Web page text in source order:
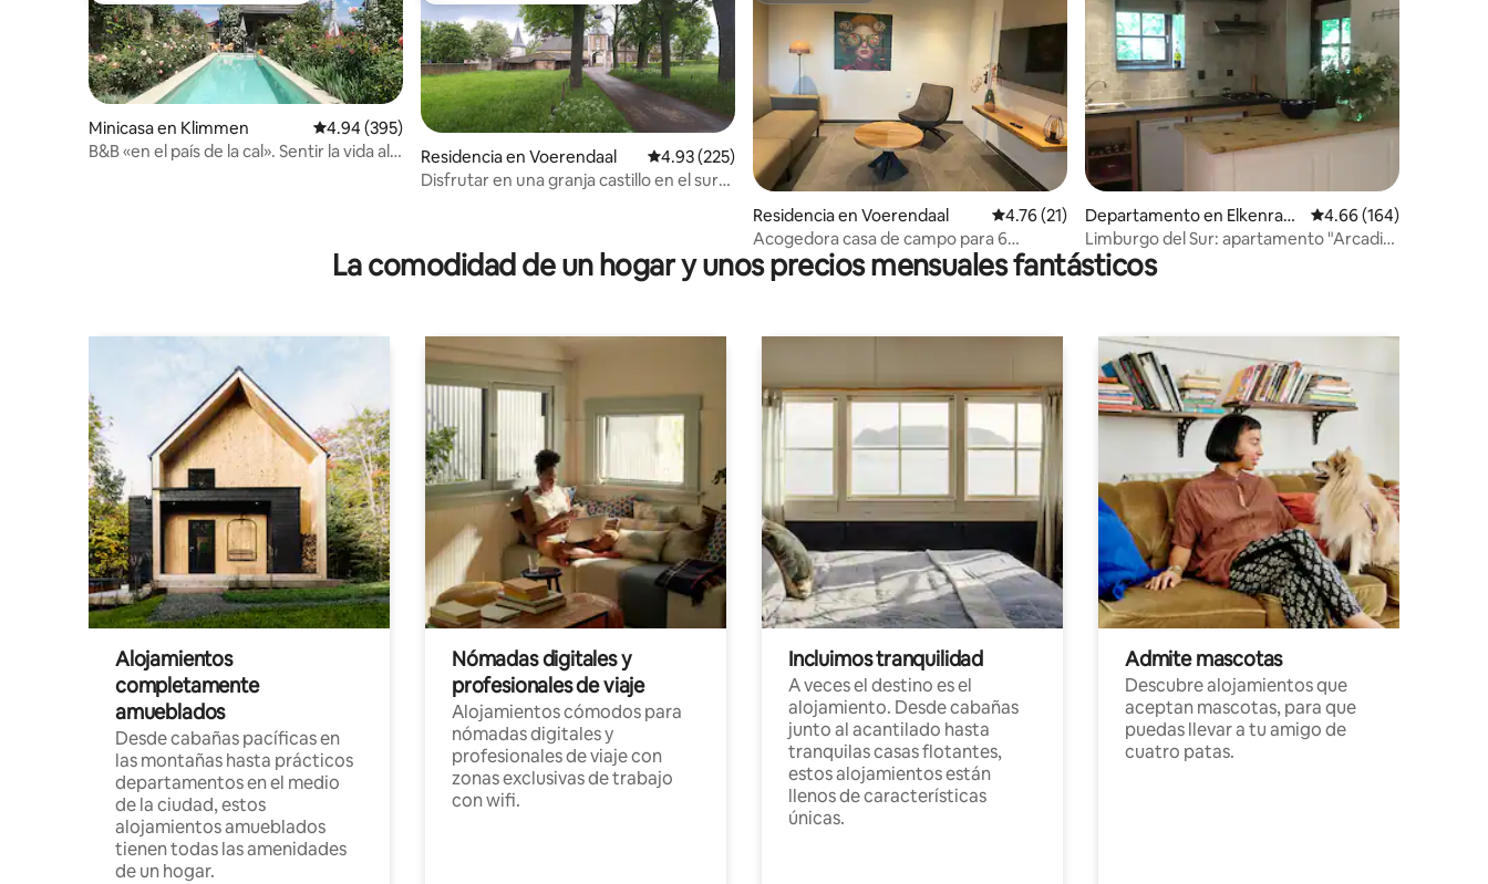
Minicasa en Klimmen Calificación promedio: 4.94 de 5; 395 evaluaciones
4.94 (395)
B&B «en el país de la cal». Sentir la vida al
Residencia en Voerendaal Calificación promedio: 4.93 de 5; 225 evaluaciones
4.93 (225)
Disfrutar en una granja castillo en el sur
Residencia en Voerendaal Calificación promedio: 4.76 de 5; 21 evaluaciones
4.76 (21)
Acogedora casa de campo para 6
personas cerca de Valkenburg
Departamento en Elkenrad
e
Calificación promedio:
4.66 (164)
Limburgo del Sur: apartamento "Arcadia"
en Elkenrade
La comodidad de un hogar y unos precios mensuales fantásticos
Alojamientos
completamente
amueblados
Desde cabañas pacíficas en
las montañas hasta prácticos
departamentos en el medio
de la ciudad, estos
alojamientos amueblados
tienen todas las amenidades
de un hogar.
Nómadas digitales y
profesionales de viaje
Alojamientos cómodos para
nómadas digitales y
profesionales de viaje con
zonas exclusivas de trabajo
con wifi.
Incluimos tranquilidad
A veces el destino es el
alojamiento. Desde cabañas
junto al acantilado hasta
tranquilas casas flotantes,
estos alojamientos están
llenos de características
únicas.
Admite mascotas
Descubre alojamientos que
aceptan mascotas, para que
puedas llevar a tu amigo de
cuatro patas.